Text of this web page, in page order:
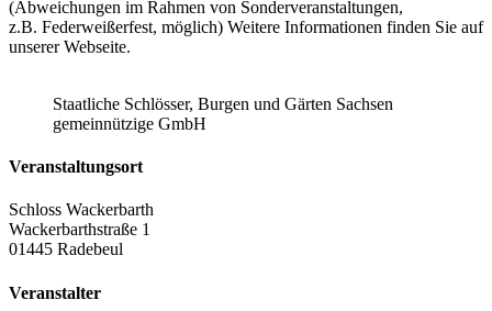
(Abweichungen im Rahmen von Sonderveranstaltungen,
z.B. Federweißerfest, möglich) Weitere Informationen finden Sie auf
unserer Webseite.
Staatliche Schlösser, Burgen und Gärten Sachsen
gemeinnützige GmbH
Veranstaltungsort
Schloss Wackerbarth
Wackerbarthstraße 1
01445 Radebeul
Veranstalter